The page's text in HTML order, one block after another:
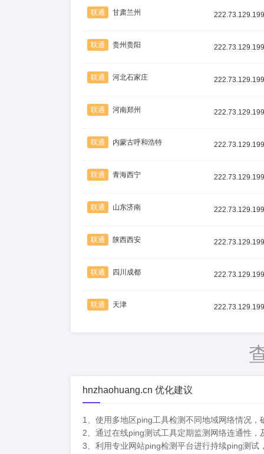
联通 甘肃兰州 222.73.129.199
联通 贵州贵阳 222.73.129.199
联通 河北石家庄 222.73.129.199
联通 河南郑州 222.73.129.199
联通 内蒙古呼和浩特 222.73.129.199
联通 青海西宁 222.73.129.199
联通 山东济南 222.73.129.199
联通 陕西西安 222.73.129.199
联通 四川成都 222.73.129.199
联通 天津 222.73.129.199
hnzhaohuang.cn 优化建议
1、使用多地区ping工具检测不同地域网络情况，
2、通过在线ping测试工具定期监测网络连通性，
3、利用专业网站ping检测平台进行持续ping测试